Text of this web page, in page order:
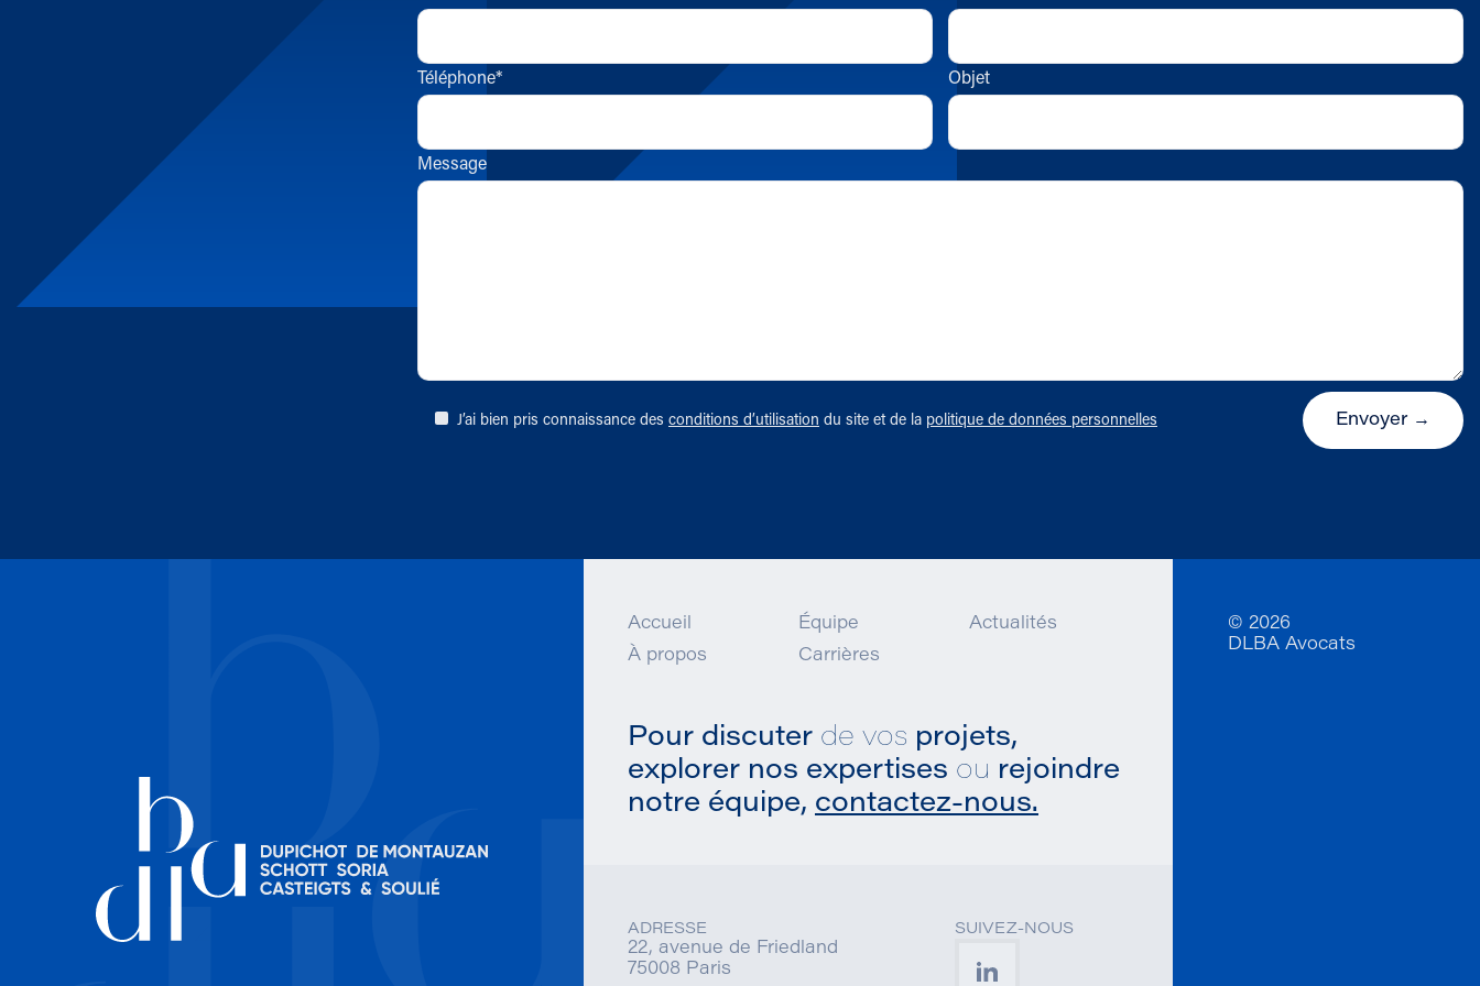
Téléphone* Objet
Message
J’ai bien pris connaissance des conditions d’utilisation du site et de la politique de données personnelles Envoyer →
Accueil Équipe
Actualités
À propos
Carrières
Pour discuter de vos projets,
explorer nos expertises ou rejoindre
notre équipe, contactez-nous.
ADRESSE
22, avenue de Friedland
75008 Paris
SUIVEZ-NOUS
© 2026
DLBA Avocats